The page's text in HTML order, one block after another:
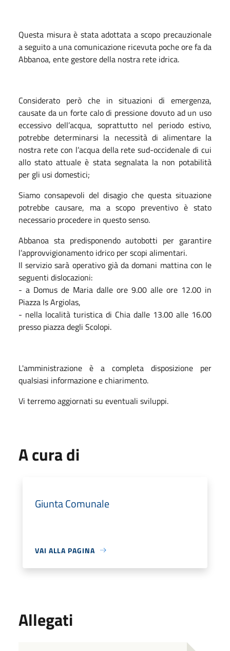
Questa misura è stata adottata a scopo precauzionale
a seguito a una comunicazione ricevuta poche ore fa da
Abbanoa, ente gestore della nostra rete idrica.
Considerato però che in situazioni di emergenza,
causate da un forte calo di pressione dovuto ad un uso
eccessivo dell’acqua, soprattutto nel periodo estivo,
potrebbe determinarsi la necessità di alimentare la
nostra rete con l’acqua della rete sud-occidenale di cui
allo stato attuale è stata segnalata la non potabilità
per gli usi domestici;
Siamo consapevoli del disagio che questa situazione
potrebbe causare, ma a scopo preventivo è stato
necessario procedere in questo senso.
Abbanoa sta predisponendo autobotti per garantire
l’approvvigionamento idrico per scopi alimentari.
Il servizio sarà operativo già da domani mattina con le
seguenti dislocazioni:
- a Domus de Maria dalle ore 9.00 alle ore 12.00 in
Piazza Is Argiolas,
- nella località turistica di Chia dalle 13.00 alle 16.00
presso piazza degli Scolopi.
L'amministrazione è a completa disposizione per
qualsiasi informazione e chiarimento.
Vi terremo aggiornati su eventuali sviluppi.
A cura di
Giunta Comunale
VAI ALLA PAGINA
Allegati